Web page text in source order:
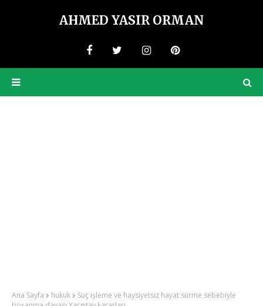
AHMED YASIR ORMAN
Ana Sayfa hukuk
Suç işleme ve haysiyetsiz hayat sürme sebebiyle